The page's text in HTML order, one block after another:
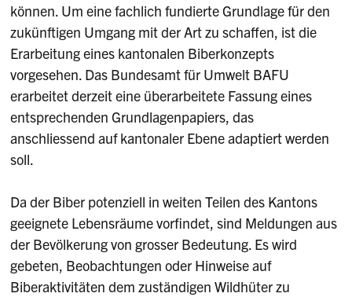
können. Um eine fachlich fundierte Grundlage für den
zukünftigen Umgang mit der Art zu schaffen, ist die
Erarbeitung eines kantonalen Biberkonzepts
vorgesehen. Das Bundesamt für Umwelt BAFU
erarbeitet derzeit eine überarbeitete Fassung eines
entsprechenden Grundlagenpapiers, das
anschliessend auf kantonaler Ebene adaptiert werden
soll.
Da der Biber potenziell in weiten Teilen des Kantons
geeignete Lebensräume vorfindet, sind Meldungen aus
der Bevölkerung von grosser Bedeutung. Es wird
gebeten, Beobachtungen oder Hinweise auf
Biberaktivitäten dem zuständigen Wildhüter zu